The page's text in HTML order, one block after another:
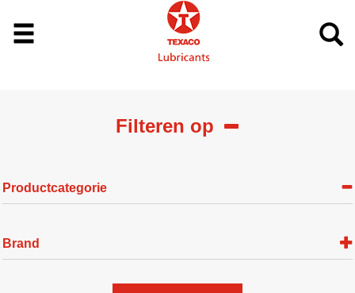
Filteren op
Productcategorie
Brand